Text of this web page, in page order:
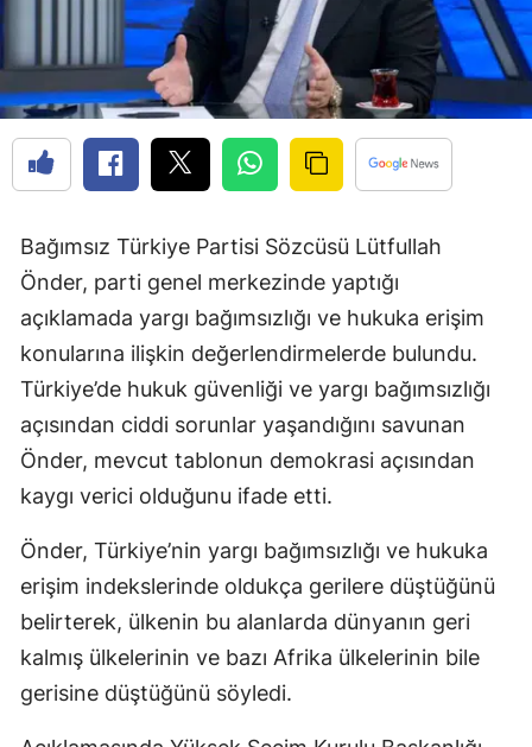
Bağımsız Türkiye Partisi Sözcüsü Lütfullah
Önder, parti genel merkezinde yaptığı
açıklamada yargı bağımsızlığı ve hukuka erişim
konularına ilişkin değerlendirmelerde bulundu.
Türkiye’de hukuk güvenliği ve yargı bağımsızlığı
açısından ciddi sorunlar yaşandığını savunan
Önder, mevcut tablonun demokrasi açısından
kaygı verici olduğunu ifade etti.
Önder, Türkiye’nin yargı bağımsızlığı ve hukuka
erişim indekslerinde oldukça gerilere düştüğünü
belirterek, ülkenin bu alanlarda dünyanın geri
kalmış ülkelerinin ve bazı Afrika ülkelerinin bile
gerisine düştüğünü söyledi.